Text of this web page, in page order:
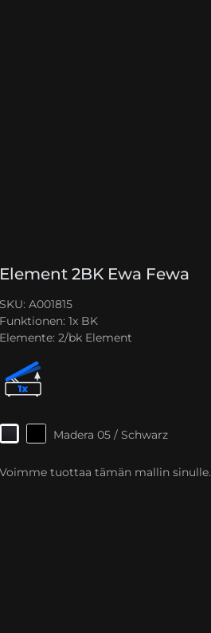
Element 2BK Ewa Fewa
SKU: A001815
Funktionen: 1x BK
Elemente: 2/bk Element
Madera 05 / Schwarz
Voimme tuottaa tämän mallin sinulle.